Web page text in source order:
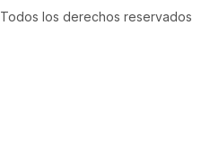
Todos los derechos reservados